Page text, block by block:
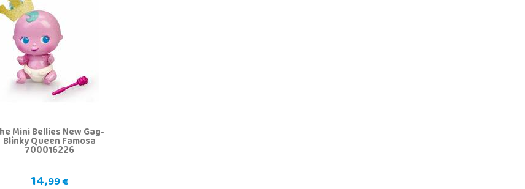
Mini Bellies New Gag-
Blinky Queen Famosa
700016226
14,99 €